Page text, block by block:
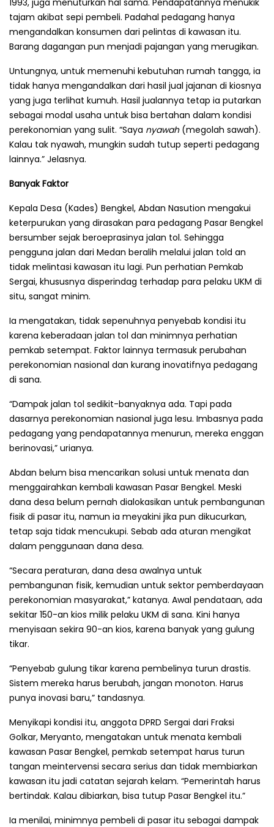
tajam akibat sepi pembeli. Padahal pedagang hanya
mengandalkan konsumen dari pelintas di kawasan itu.
Barang dagangan pun menjadi pajangan yang merugikan.
Untungnya, untuk memenuhi kebutuhan rumah tangga, ia
tidak hanya mengandalkan dari hasil jual jajanan di kiosnya
yang juga terlihat kumuh. Hasil jualannya tetap ia putarkan
sebagai modal usaha untuk bisa bertahan dalam kondisi
perekonomian yang sulit. “Saya nyawah (megolah sawah).
Kalau tak nyawah, mungkin sudah tutup seperti pedagang
lainnya.” Jelasnya.
Banyak Faktor
Kepala Desa (Kades) Bengkel, Abdan Nasution mengakui
keterpurukan yang dirasakan para pedagang Pasar Bengkel
bersumber sejak beroeprasinya jalan tol. Sehingga
pengguna jalan dari Medan beralih melalui jalan told an
tidak melintasi kawasan itu lagi. Pun perhatian Pemkab
Sergai, khususnya disperindag terhadap para pelaku UKM di
situ, sangat minim.
Ia mengatakan, tidak sepenuhnya penye­bab kondisi itu
karena keberadaan jalan tol dan minimnya perhatian
pemkab setempat. Faktor lainnya termasuk perubahan
perekonomian nasional dan kurang inovatifnya pedagang
di sana.
“Dampak jalan tol sedikit-banyaknya ada. Tapi pada
dasarnya perekonomian nasional juga lesu. Imbasnya pada
pedagang yang pendapatannya menurun, mereka enggan
berinovasi,” urianya.
Abdan belum bisa mencarikan solusi untuk menata dan
menggairahkan kembali kawasan Pasar Bengkel. Meski
dana desa belum pernah dialokasikan untuk pembangunan
fisik di pasar itu, namun ia meyakini jika pun dikucurkan,
tetap saja tidak mencukupi. Sebab ada aturan mengikat
dalam penggunaan dana desa.
“Secara peraturan, dana desa awalnya untuk
pembangunan fisik, kemudian untuk sektor pemberdayaan
perekonomian masya­rakat,” katanya. Awal pendataan, ada
sekitar 150-an kios milik pelaku UKM di sana. Kini hanya
menyisaan sekira 90-an kios, karena banyak yang gulung
tikar.
“Penyebab gulung tikar karena pembelinya turun drastis.
Sistem mereka harus berubah, jangan monoton. Harus
punya inovasi baru,” tandasnya.
Menyikapi kondisi itu, anggota DPRD Sergai dari Fraksi
Golkar, Meryanto, mengatakan untuk menata kembali
kawasan Pasar Bengkel, pemkab setempat harus turun
tangan meintervensi secara serius dan tidak membiarkan
kawasan itu jadi catatan sejarah kelam. “Pemerintah harus
bertindak. Kalau dibiarkan, bisa tutup Pasar Bengkel itu.”
Ia menilai, minimnya pembeli di pasar itu sebagai dampak